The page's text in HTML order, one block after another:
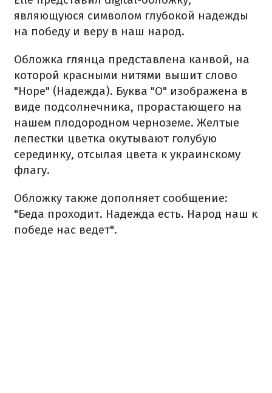
являющуюся символом глубокой надежды
на победу и веру в наш народ.
Обложка глянца представлена ​​канвой, на
которой красными нитями вышит слово
"Hope" (Надежда). Буква "О" изображена в
виде подсолнечника, прорастающего на
нашем плодородном черноземе. Желтые
лепестки цветка окутывают голубую
серединку, отсылая цвета к украинскому
флагу.
Обложку также дополняет сообщение:
"Беда проходит. Надежда есть. Народ наш к
победе нас ведет".